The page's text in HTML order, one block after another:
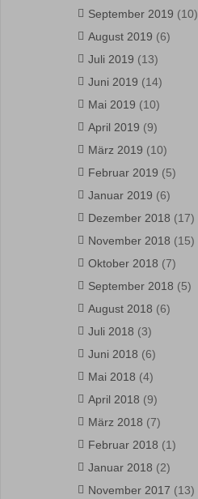
September 2019 (10)
August 2019 (6)
Juli 2019 (13)
Juni 2019 (14)
Mai 2019 (10)
April 2019 (9)
März 2019 (10)
Februar 2019 (5)
Januar 2019 (6)
Dezember 2018 (17)
November 2018 (15)
Oktober 2018 (7)
September 2018 (5)
August 2018 (6)
Juli 2018 (3)
Juni 2018 (6)
Mai 2018 (4)
April 2018 (9)
März 2018 (7)
Februar 2018 (1)
Januar 2018 (2)
November 2017 (13)